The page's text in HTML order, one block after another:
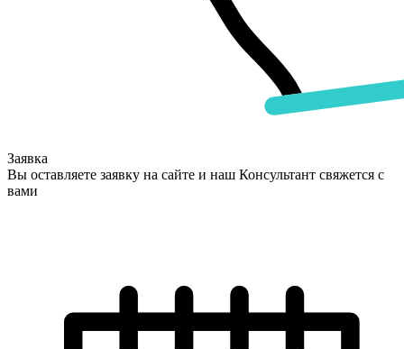
Заявка
Вы оставляете заявку на сайте и наш Консультант свяжется с
вами